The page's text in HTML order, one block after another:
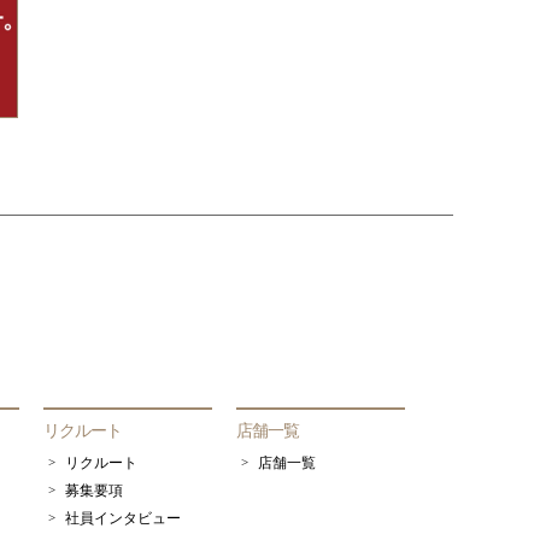
リクルート
リクルート
募集要項
社員インタビュー
店舗一覧
店舗一覧